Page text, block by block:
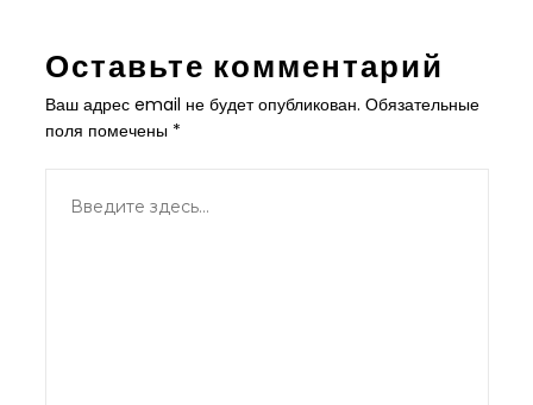
Оставьте комментарий
Ваш адрес email не будет опубликован. Обязательные
поля помечены *
здесь...